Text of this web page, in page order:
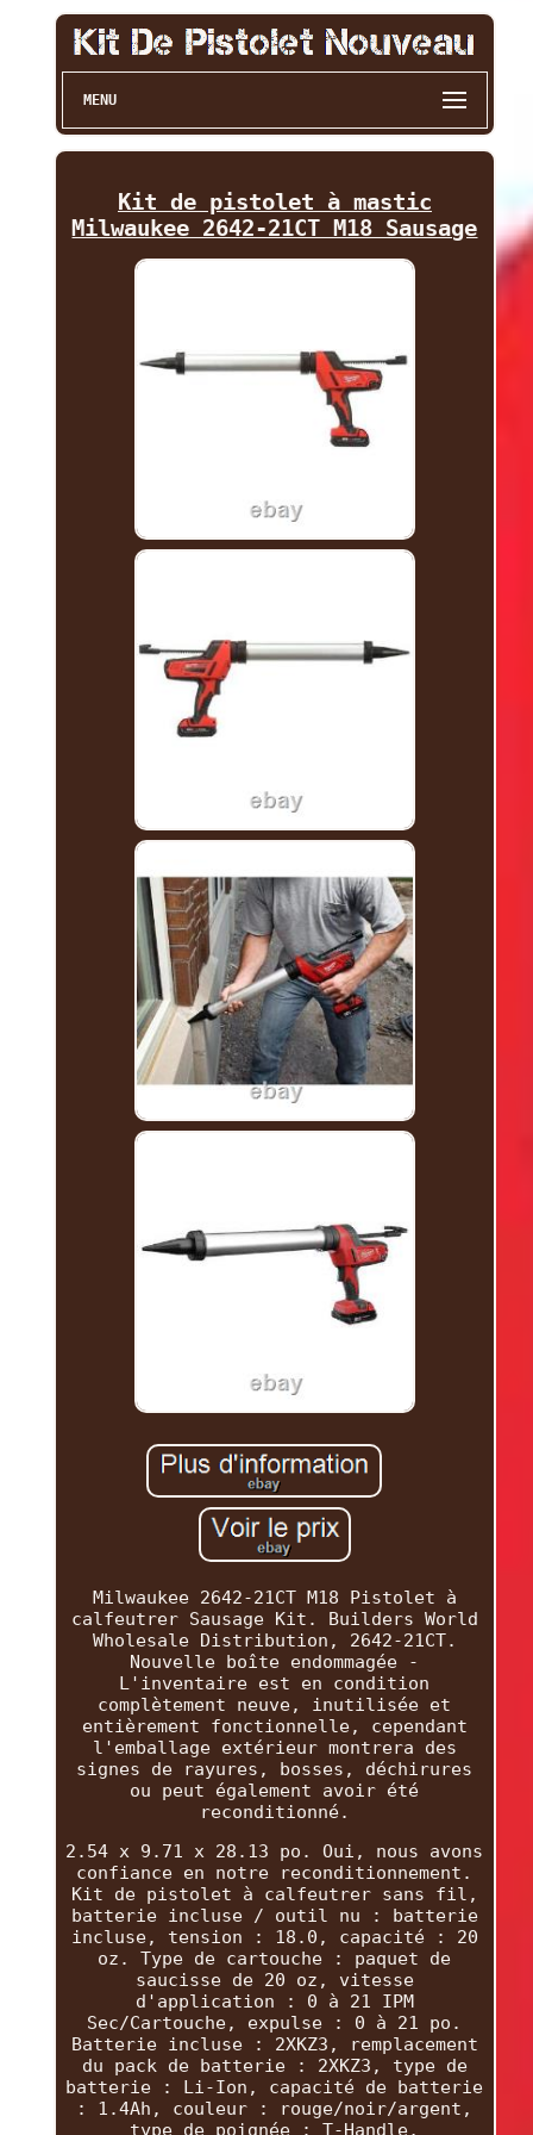
MENU
Kit de pistolet à mastic
Milwaukee 2642-21CT M18 Sausage
Milwaukee 2642-21CT M18 Pistolet à
calfeutrer Sausage Kit. Builders World
Wholesale Distribution, 2642-21CT.
Nouvelle boîte endommagée -
L'inventaire est en condition
complètement neuve, inutilisée et
entièrement fonctionnelle, cependant
l'emballage extérieur montrera des
signes de rayures, bosses, déchirures
ou peut également avoir été
reconditionné.
2.54 x 9.71 x 28.13 po. Oui, nous avons
confiance en notre reconditionnement.
Kit de pistolet à calfeutrer sans fil,
batterie incluse / outil nu : batterie
incluse, tension : 18.0, capacité : 20
oz. Type de cartouche : paquet de
saucisse de 20 oz, vitesse
d'application : 0 à 21 IPM
Sec/Cartouche, expulse : 0 à 21 po.
Batterie incluse : 2XKZ3, remplacement
du pack de batterie : 2XKZ3, type de
batterie : Li-Ion, capacité de batterie
: 1.4Ah, couleur : rouge/noir/argent,
type de poignée : T-Handle,